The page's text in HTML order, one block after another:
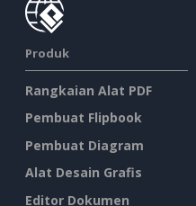
Produk
Rangkaian Alat PDF
Pembuat Flipbook
Pembuat Diagram
Alat Desain Grafis
Editor Dokumen